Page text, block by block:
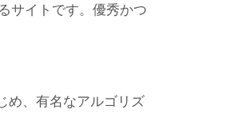
サイトです。優秀かつ
め、有名なアルゴリズ